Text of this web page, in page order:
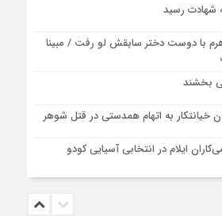
شهادت رسید
با دوست دختر سابقش لو رفت / مبینا
بخشند
خیانتکار به اتهام همدستی در قتل شوهر
ایلام در انتخابی آسیایی کودو